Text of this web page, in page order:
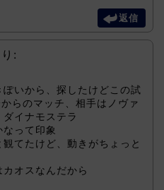
返信
:
いから、探したけどこの試
らのマッチ、相手はノヴァ
イナモステラ
って印象
てたけど、動きがちょっと
オスなんだから